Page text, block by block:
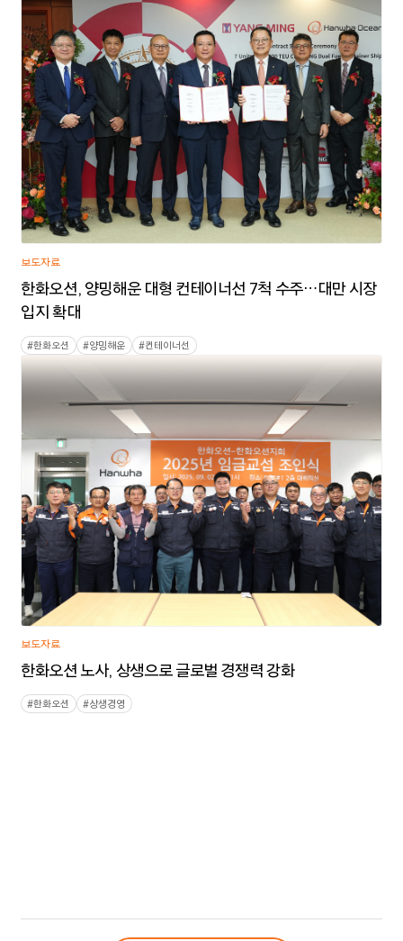
보도자료
한화오션, 양밍해운 대형 컨테이너선 7척 수주…대만 시장
입지 확대
#한화오션 #양밍해운 #컨테이너선
보도자료
한화오션 노사, 상생으로 글로벌 경쟁력 강화
#한화오션 #상생경영